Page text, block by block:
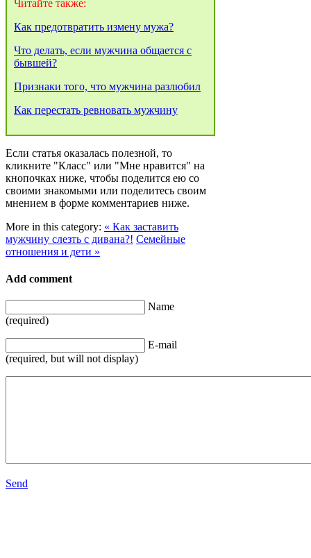
Читайте также:
Как предотвратить измену мужа?
Что делать, если мужчина общается с
бывшей?
Признаки того, что мужчина разлюбил
Как перестать ревновать мужчину
Если статья оказалась полезной, то
кликните "Класс" или "Мне нравится" на
кнопочках ниже, чтобы поделится ею со
своими знакомыми или поделитесь своим
мнением в форме комментариев ниже.
More in this category: « Как заставить
мужчину слезть с дивана?! Семейные
отношения и дети »
Add comment
Name
(required)
E-mail
(required, but will not display)
Send